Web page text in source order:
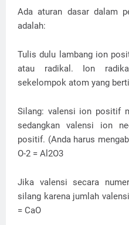
Ada aturan dasar dalam
adalah:
Tulis dulu lambang ion
atau radikal. Ion
sekelompok atom yang
Silang: valensi ion positif
sedangkan valensi ion
positif. (Anda harus
O-2 = Al2O3
Jika valensi secara
silang karena jumlah
= CaO